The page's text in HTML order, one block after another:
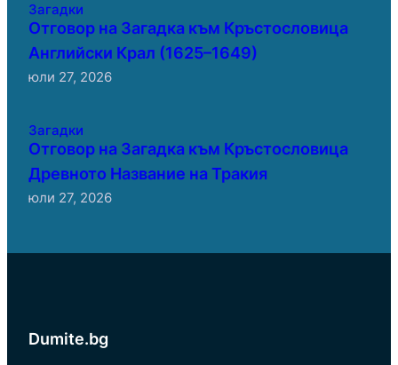
Загадки
Отговор на Загадка към Кръстословица
Английски Крал (1625–1649)
юли 27, 2026
Загадки
Отговор на Загадка към Кръстословица
Древното Название на Тракия
юли 27, 2026
Dumite.bg